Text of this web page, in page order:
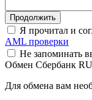
Я прочитал и
AML проверки
Не запоминать
Обмен Сбербанк
Для обмена вам